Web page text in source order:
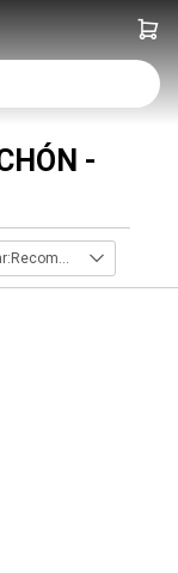
-
Recomendados